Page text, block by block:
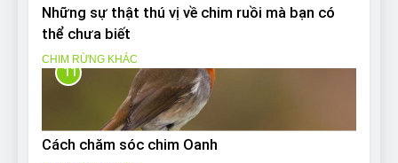
Những sự thật thú vị về chim ruồi mà bạn có
thể chưa biết
CHIM RỪNG KHÁC
11
Cách chăm sóc chim Oanh